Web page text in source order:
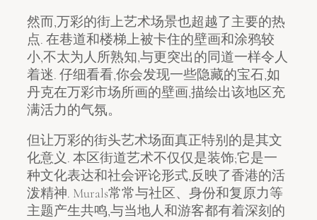
然而,万彩的街上艺术场景也超越了主要的热
点. 在巷道和楼梯上被卡住的壁画和涂鸦较
小,不太为人所熟知,与更突出的同道一样令人
着迷. 仔细看看,你会发现一些隐藏的宝石,如
丹克在万彩市场所画的壁画,描绘出该地区充
满活力的气氛。
但让万彩的街头艺术场面真正特别的是其文
化意义. 本区街道艺术不仅仅是装饰;它是一
种文化表达和社会评论形式,反映了香港的活
泼精神. Murals常常与社区、身份和复原力等
主题产生共鸣,与当地人和游客都有着深刻的